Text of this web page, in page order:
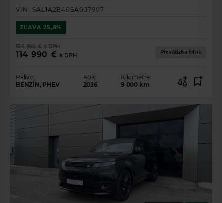
VIN: SAL1A2B40SA607907
ZĽAVA 25,8%
154 992 € s DPH
114 990 € s DPH
Prevádzka Nitra
Palivo:
BENZÍN, PHEV
Rok:
2026
Kilometre:
9 000 km